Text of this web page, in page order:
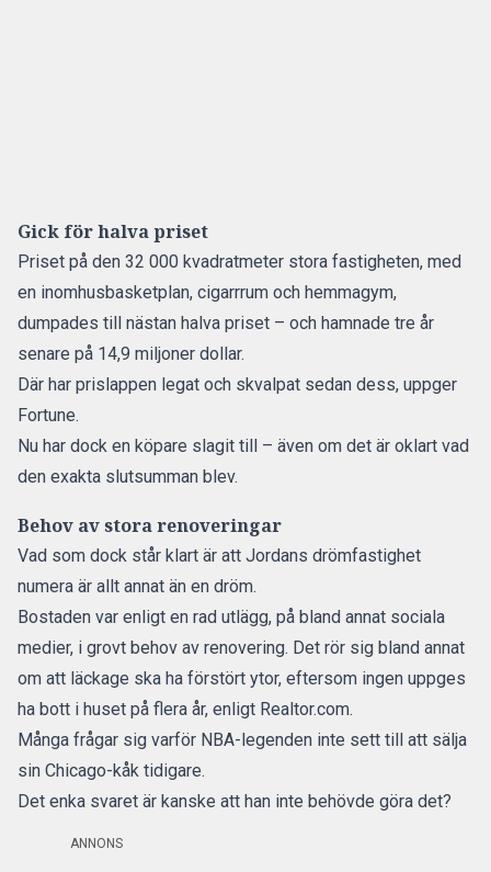
Gick för halva priset
Priset på den 32 000 kvadratmeter stora fastigheten, med
en inomhusbasketplan, cigarrrum och hemmagym,
dumpades till nästan halva priset – och hamnade tre år
senare på 14,9 miljoner dollar.
Där har prislappen legat och skvalpat sedan dess, uppger
Fortune.
Nu har dock en köpare slagit till – även om det är oklart vad
den exakta slutsumman blev.
Behov av stora renoveringar
Vad som dock står klart är att Jordans drömfastighet
numera är allt annat än en dröm.
Bostaden var enligt en rad utlägg, på bland annat sociala
medier, i grovt behov av renovering. Det rör sig bland annat
om att läckage ska ha förstört ytor, eftersom ingen uppges
ha bott i huset på flera år, enligt Realtor.com.
Många frågar sig varför NBA-legenden inte sett till att sälja
sin Chicago-kåk tidigare.
Det enka svaret är kanske att han inte behövde göra det?
ANNONS